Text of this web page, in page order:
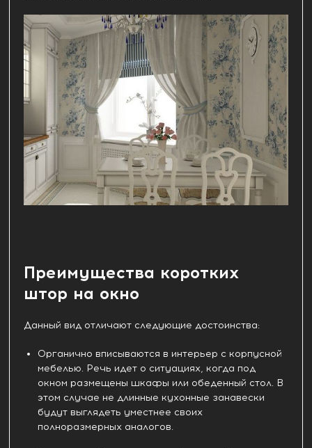
Преимущества коротких
штор на окно
Данный вид отличают следующие достоинства:
Органично вписываются в интерьер с корпусной
мебелью. Речь идет о ситуациях, когда под
окном размещены шкафы или обеденный стол. В
этом случае не длинные кухонные занавески
будут выглядеть уместнее своих
полноразмерных аналогов.